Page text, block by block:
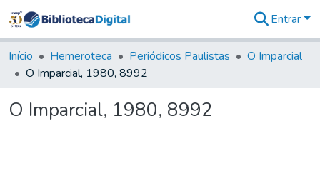
&
Coleções
Tudo na
Digital
Entrar
Início Hemeroteca Periódicos Paulistas
O Imparcial
O Imparcial, 1980, 8992
O Imparcial, 1980, 8992